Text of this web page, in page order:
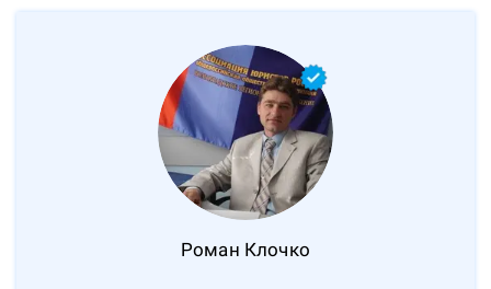
Роман Клочко